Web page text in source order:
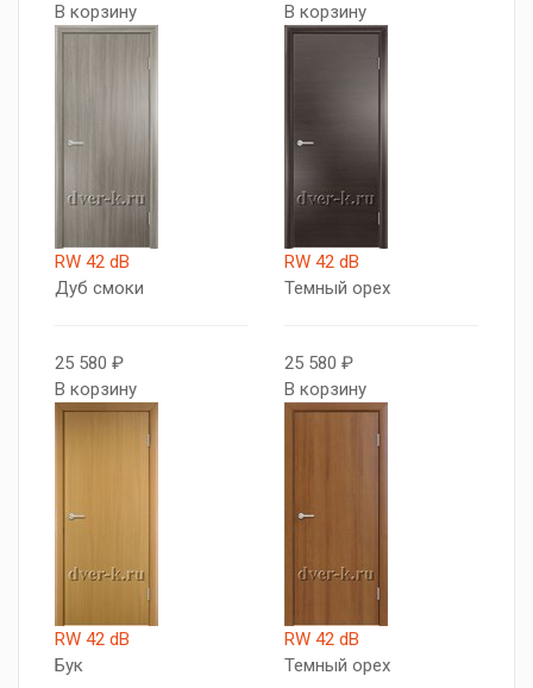
В корзину
В корзину
RW 42 dB
Дуб смоки
25 580 ₽
В корзину
RW 42 dB
Темный орех
25 580 ₽
В корзину
RW 42 dB
Бук
RW 42 dB
Темный орех